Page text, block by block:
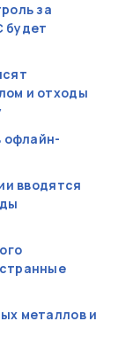
за
будет
и отходы
офлайн-
вводятся
металлов и